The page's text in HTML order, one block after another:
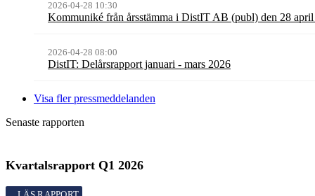
2026-04-28 10:30
Kommuniké från årsstämma i DistIT AB (publ) den 28
2026-04-28 08:00
DistIT: Delårsrapport januari - mars 2026
Visa fler pressmeddelanden
Senaste rapporten
Kvartalsrapport Q1 2026